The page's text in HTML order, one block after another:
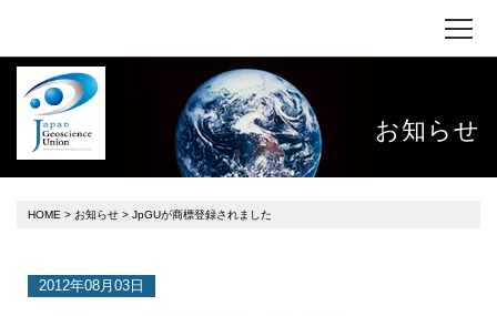
お知らせ
HOME > お知らせ > JpGUが商標登録されました
2012年08月03日